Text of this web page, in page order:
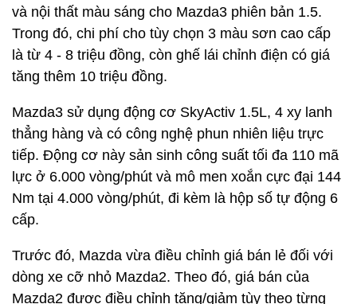
và nội thất màu sáng cho Mazda3 phiên bản 1.5.
Trong đó, chi phí cho tùy chọn 3 màu sơn cao cấp
là từ 4 - 8 triệu đồng, còn ghế lái chỉnh điện có giá
tăng thêm 10 triệu đồng.
Mazda3 sử dụng động cơ SkyActiv 1.5L, 4 xy lanh
thẳng hàng và có công nghệ phun nhiên liệu trực
tiếp. Động cơ này sản sinh công suất tối đa 110 mã
lực ở 6.000 vòng/phút và mô men xoắn cực đại 144
Nm tại 4.000 vòng/phút, đi kèm là hộp số tự động 6
cấp.
Trước đó, Mazda vừa điều chỉnh giá bán lẻ đối với
dòng xe cỡ nhỏ Mazda2. Theo đó, giá bán của
Mazda2 được điều chỉnh tăng/giảm tùy theo từng